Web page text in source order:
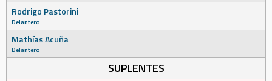
Rodrigo Pastorini
Delantero
Mathías Acuña
Delantero
SUPLENTES